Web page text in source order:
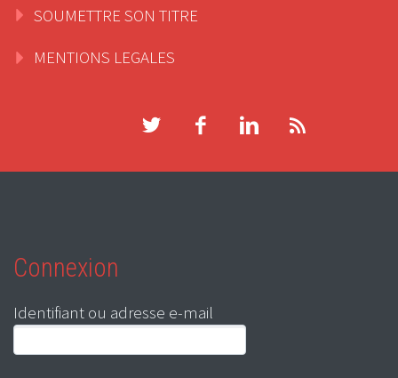
SOUMETTRE SON TITRE
MENTIONS LEGALES
Connexion
Identifiant ou adresse e-mail